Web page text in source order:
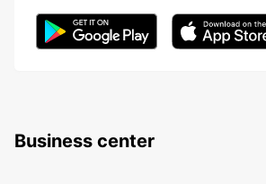
Business center